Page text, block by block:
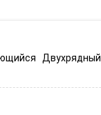
Двухрядный